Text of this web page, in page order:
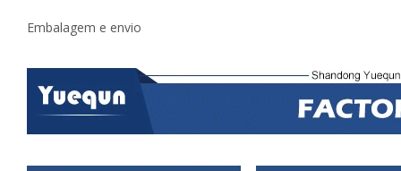
Embalagem e envio